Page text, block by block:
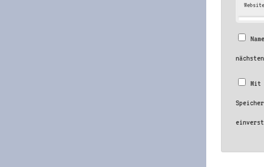
Mit